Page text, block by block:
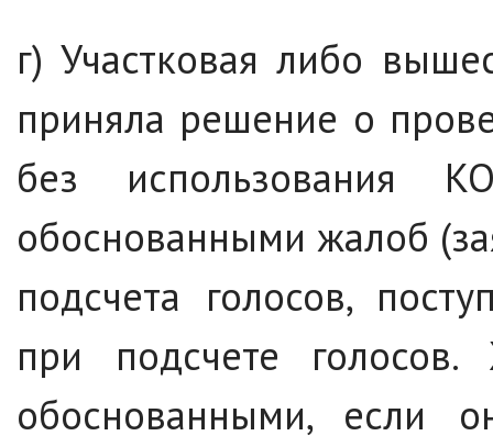
г) Участковая либо
приняла решение о
без использования
обоснованными жалоб
подсчета голосов,
при подсчете
обоснованными, если